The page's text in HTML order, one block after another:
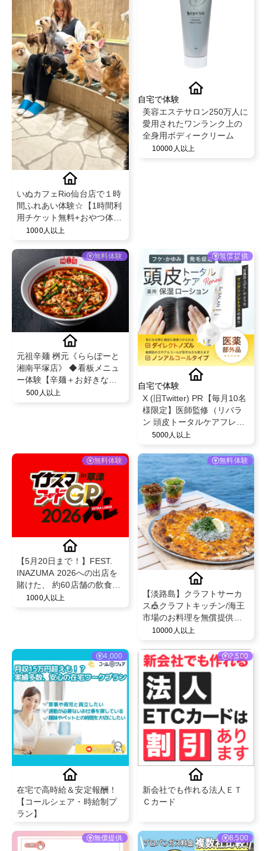
いぬカフェRio仙台店で１時
間ふれあい体験☆【1時間利
用チケット無料+おやつ体
験】1000人以上
自宅で体験
美容エステサロン250万人に
愛用されたワンランク上の
全身用ボディークリーム
10000人以上
無料体験
元祖辛麺 桝元《ららぽーと
湘南平塚店》 ◆看板メニュ
ー体験【辛麺＋お好きなト
ッピング】（来店型）
500人以上
無償提供
自宅で体験
X (旧Twitter) PR【毎月10名
様限定】医師監修（リバラ
ン 頭皮トータルケアフレグ
ランスローション）フケ か
育毛 60mL (1本)
5000人以上
無料体験
【5月20日まで！】FEST.
INAZUMA 2026への出店を
賭けた、 約60店舗の飲食店
によるバトルイベント！イ
1000人以上
無料体験
【淡路島】クラフトサーカ
ス🎪クラフトキッチン/海王
市場のお料理を無償提供！
わんちゃん連れの方も大歓
10000人以上
4,000
在宅で高時給＆安定報酬！
【コールシェア・時給制プ
ラン】
2,500
新会社でも作れる法人ＥＴ
Ｃカード
無償提供 8,500